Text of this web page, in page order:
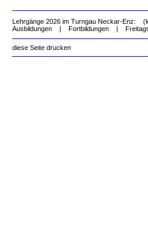
Lehrgänge 2026 im Turngau Neckar-Enz:
Ausbildungen
| Fortbildungen |
diese Seite drucken